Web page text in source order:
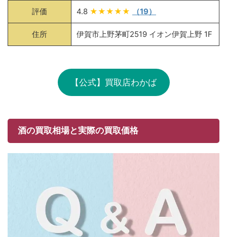
評価 4.8 ★★★★★ （19）
住所 伊賀市上野茅町2519 イオン伊賀上野 1F
【公式】買取店わかば
酒の買取相場と実際の買取価格